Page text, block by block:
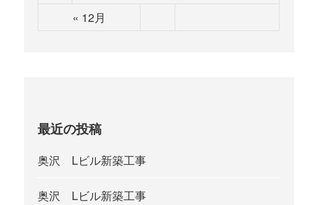
« 12月
最近の投稿
奥沢 Lビル新築工事
奥沢 Lビル新築工事